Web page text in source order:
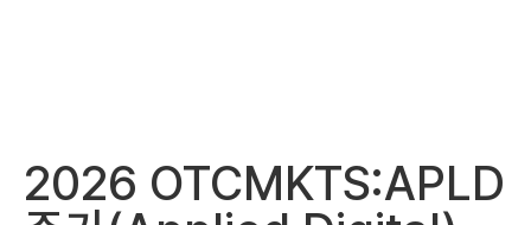
2026 OTCMKTS:APLD